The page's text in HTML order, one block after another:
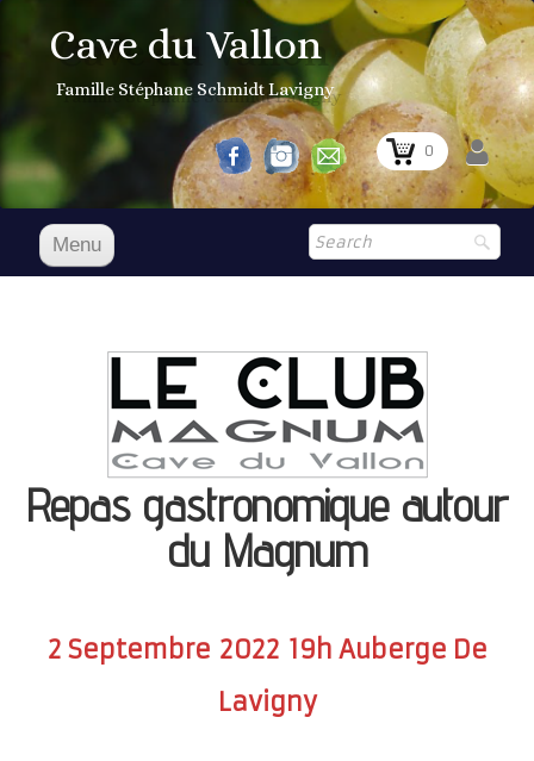
Cave du Vallon
Famille Stéphane Schmidt Lavigny
0
Menu
Boutique
Shop▼
Prix Courant
Accueil
Dégustation
Infos pratiques▼
Repas gastronomique autour
du Magnum
2 Septembre 2022 19h Auberge De
Lavigny